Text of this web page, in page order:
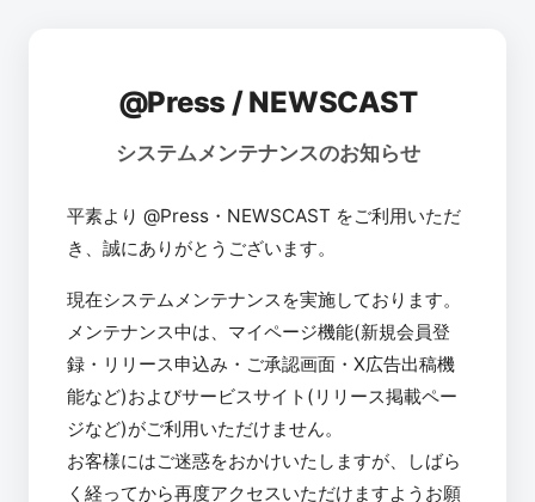
@Press / NEWSCAST
システムメンテナンスのお知らせ
平素より @Press・NEWSCAST をご利用いただ
き、誠にありがとうございます。
現在システムメンテナンスを実施しております。
メンテナンス中は、マイページ機能(新規会員登
録・リリース申込み・ご承認画面・X広告出稿機
能など)およびサービスサイト(リリース掲載ペー
ジなど)がご利用いただけません。
お客様にはご迷惑をおかけいたしますが、しばら
く経ってから再度アクセスいただけますようお願